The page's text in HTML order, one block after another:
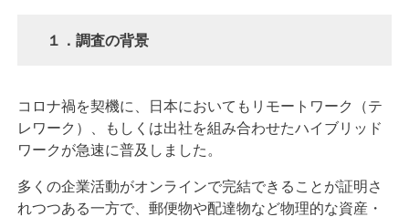
１．調査の背景
コロナ禍を契機に、⽇本においてもリモートワーク（テ
レワーク）、もしくは出社を組み合わせたハイブリッド
ワークが急速に普及しました。
多くの企業活動がオンラインで完結できることが証明さ
れつつある⼀⽅で、郵便物や配達物など物理的な資産・